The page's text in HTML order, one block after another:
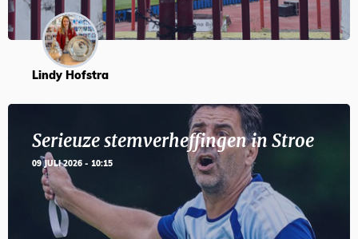
Lindy Hofstra
Serieuze stemverheffingen in Stroe
09 JULI 2026 - 10:15